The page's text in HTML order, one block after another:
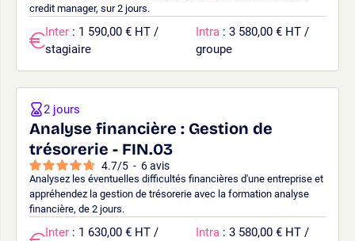
credit manager, sur 2 jours.
Inter : 1 590,00 € HT /
stagiaire
Intra : 3 580,00 € HT /
groupe
Analyse financière : Gestion de
trésorerie - FIN.03
4.7/5 - 6avis
Analysez les éventuelles difficultés financières d'une entreprise et
appréhendez la gestion de trésorerie avec la formation analyse
financière, de 2 jours.
2 jours
Inter : 1 630,00 € HT /
Intra : 3 580,00 € HT /